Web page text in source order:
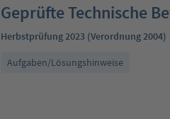
Geprüfte Technische
Herbstprüfung 2023 (Verordnung 2004)
Aufgaben/Lösungshinweise